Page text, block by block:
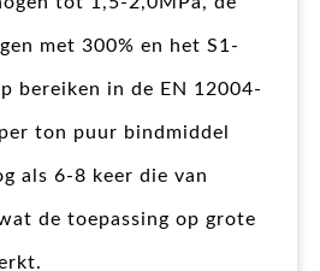
met 300% en het S1-
bereiken in de EN 12004-
ton puur bindmiddel
als 6-8 keer die van
de toepassing op grote